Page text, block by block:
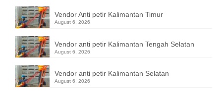
Vendor Anti petir Kalimantan Timur
August 6, 2026
Vendor anti petir Kalimantan Tengah Selatan
August 6, 2026
Vendor anti petir Kalimantan Selatan
August 6, 2026